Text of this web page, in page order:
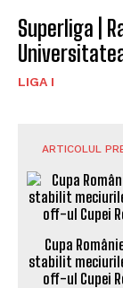
Superliga |
LIGA I
ARTICOLUL
Cupa
stabilit
off-ul Cupei